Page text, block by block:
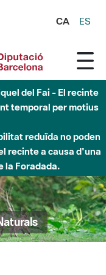
CA ES
del Fai - El recinte
temporal per motius
reduïda no poden
recinte a causa d'una
la Foradada.